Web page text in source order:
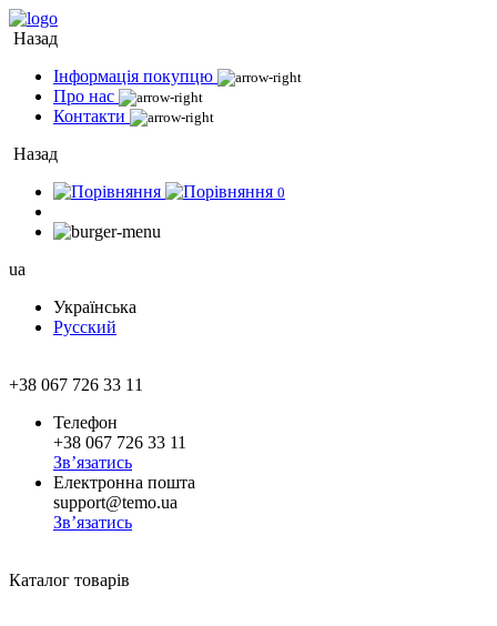
Назад
Інформація покупцю
Про нас
Контакти
Назад
0
ua
Українська
Русский
+38 067 726 33 11
Телефон
+38 067 726 33 11
Зв’язатись
Електронна пошта
support@temo.ua
Зв’язатись
Каталог товарів